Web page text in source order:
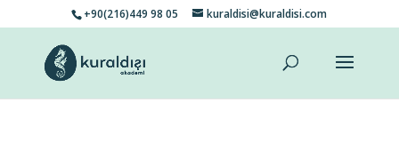
+90(216)449 98 05 kuraldisi@kuraldisi.com